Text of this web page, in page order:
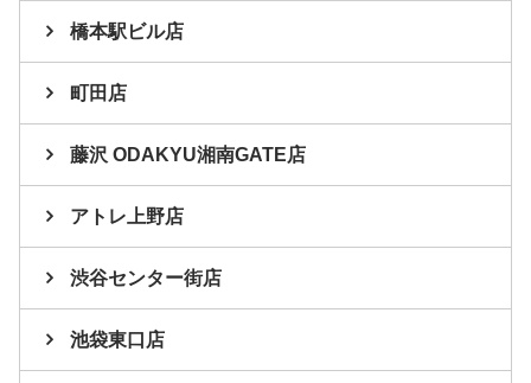
橋本駅ビル店
町田店
藤沢 ODAKYU湘南GATE店
アトレ上野店
渋谷センター街店
池袋東口店